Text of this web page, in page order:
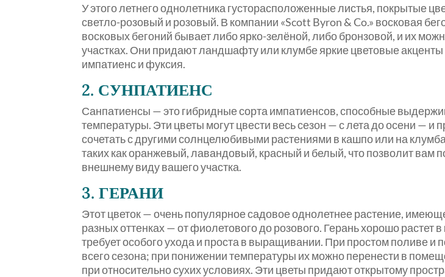
У этого летнего однолетника густорасположенные листья, покрытые
светло-розовый и розовый. В компании «Scott Byron & Co.» восковая
восковых бегоний бывает либо ярко-зелёной, либо бронзовой, и их
участках. Они придают ландшафту или клумбе яркие цветовые акценты
импатиенс и фуксия.
2. СУНПАТИЕНС
Санпатиенсы — это гибридные сорта импатиенсов, способные
температуры. Эти цветы могут цвести весь сезон — с лета до осени — и
сочетать с другими солнцелюбивыми растениями в кашпо или на
таких как оранжевый, лавандовый, красный и белый, что позволит
внешнему виду вашего участка.
3. ГЕРАНИ
Этот цветок — очень популярное садовое однолетнее растение,
разных оттенках — от фиолетового до розового. Герань хорошо растет
требует особого ухода и проста в выращивании. При простом поливе и
всего сезона; при понижении температуры их можно перенести в
при относительно сухих условиях. Эти цветы придают открытому